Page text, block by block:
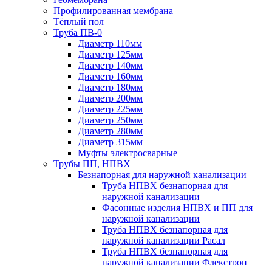
Профилированная мембрана
Тёплый пол
Труба ПВ-0
Диаметр 110мм
Диаметр 125мм
Диаметр 140мм
Диаметр 160мм
Диаметр 180мм
Диаметр 200мм
Диаметр 225мм
Диаметр 250мм
Диаметр 280мм
Диаметр 315мм
Муфты электросварные
Трубы ПП, НПВХ
Безнапорная для наружной канализации
Труба НПВХ безнапорная для
наружной канализации
Фасонные изделия НПВХ и ПП для
наружной канализации
Труба НПВХ безнапорная для
наружной канализации Расал
Труба НПВХ безнапорная для
наружной канализации Флекстрон